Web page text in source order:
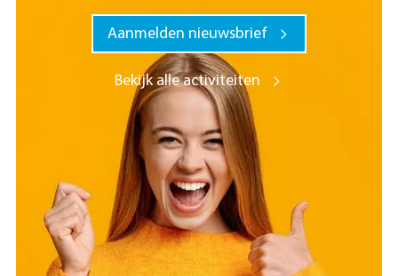
Aanmelden nieuwsbrief
Bekijk alle activiteiten